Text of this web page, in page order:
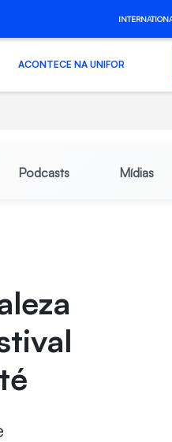
ACONTECE NA UNIFOR
Podcasts Mídias